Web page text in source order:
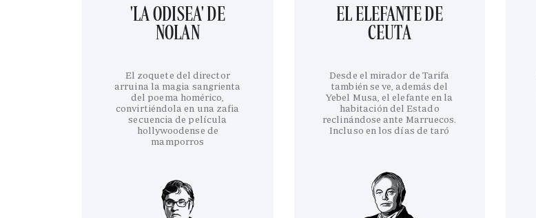
'LA ODISEA' DE
NOLAN
El zoquete del director
arruina la magia sangrienta
del poema homérico,
convirtiéndola en una zafia
secuencia de película
hollywoodense de
mamporros
EL ELEFANTE DE
CEUTA
Desde el mirador de Tarifa
también se ve, además del
Yebel Musa, el elefante en la
habitación del Estado
reclinándose ante Marruecos.
Incluso en los días de taró